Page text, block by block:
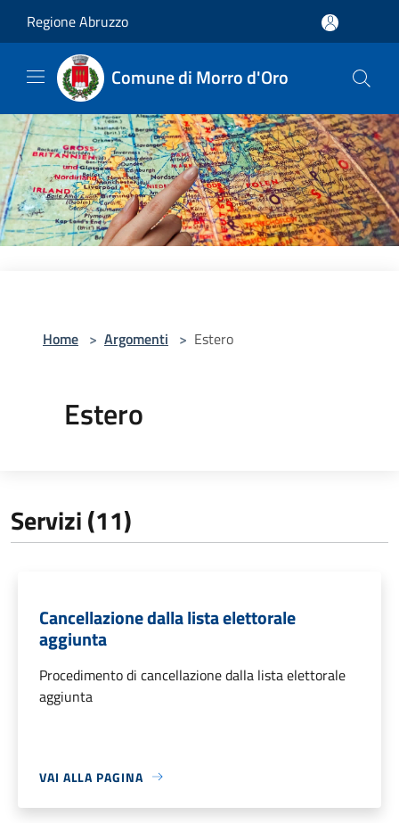
Regione Abruzzo
Comune di Morro d'Oro
Home > Argomenti > Estero
Estero
Servizi (11)
Cancellazione dalla lista elettorale
aggiunta
Procedimento di cancellazione dalla lista elettorale
aggiunta
VAI ALLA PAGINA